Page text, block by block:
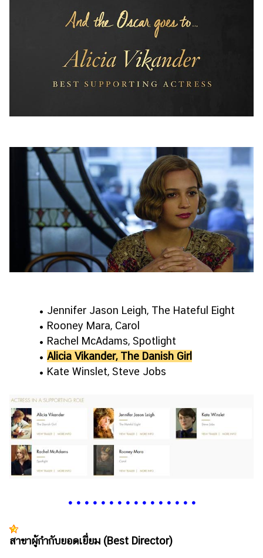
• Jennifer Jason Leigh, The Hateful Eight
• Rooney Mara, Carol
• Rachel McAdams, Spotlight
• Alicia Vikander, The Danish Girl
• Kate Winslet, Steve Jobs
• • • • • • • • • • • • • • • •
สาขาผู้กำกับยอดเยี่ยม (Best Director)